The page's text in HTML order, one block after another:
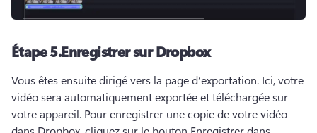
Étape 5.Enregistrer sur Dropbox
Vous êtes ensuite dirigé vers la page d’exportation. Ici, votre
vidéo sera automatiquement exportée et téléchargée sur
votre appareil. Pour enregistrer une copie de votre vidéo